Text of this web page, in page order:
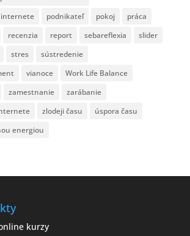
internete
podnikateľ pokoj
práca
recenzia report sebareflexia
slider
stres
sústredenie
vianoce
Work Life Balance
zamestnanie
zarábanie
zlodeji času
úspora času
energiou
kurzy